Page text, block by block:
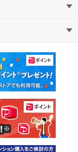
ション
建て
住まいの先生